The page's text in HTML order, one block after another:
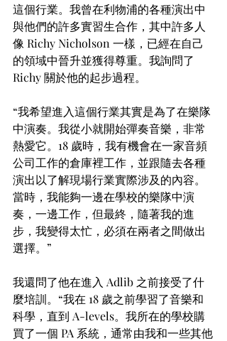
這個行業。我曾在利物浦的各種演出中
與他們的許多實習生合作，其中許多人
像 Richy Nicholson 一樣，已經在自己
的領域中晉升並獲得尊重。我詢問了
Richy 關於他的起步過程。
“我希望進入這個行業其實是為了在樂隊
中演奏。我從小就開始彈奏音樂，非常
熱愛它。18 歲時，我有機會在一家音頻
公司工作的倉庫裡工作，並跟隨去各種
演出以了解現場行業實際涉及的內容。
當時，我能夠一邊在學校的樂隊中演
奏，一邊工作，但最終，隨著我的進
步，我變得太忙，必須在兩者之間做出
選擇。”
我還問了他在進入 Adlib 之前接受了什
麼培訓。“我在 18 歲之前學習了音樂和
科學，直到 A-levels。我所在的學校購
買了一個 PA 系統，通常由我和一些其他